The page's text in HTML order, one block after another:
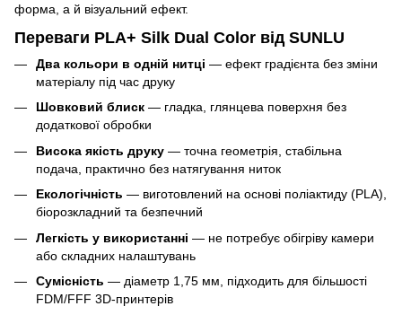
форма, а й візуальний ефект.
Переваги PLA+ Silk Dual Color від SUNLU
Два кольори в одній нитці — ефект градієнта без зміни
матеріалу під час друку
Шовковий блиск — гладка, глянцева поверхня без
додаткової обробки
Висока якість друку — точна геометрія, стабільна
подача, практично без натягування ниток
Екологічність — виготовлений на основі поліактиду (PLA),
біорозкладний та безпечний
Легкість у використанні — не потребує обігріву камери
або складних налаштувань
Сумісність — діаметр 1,75 мм, підходить для більшості
FDM/FFF 3D-принтерів